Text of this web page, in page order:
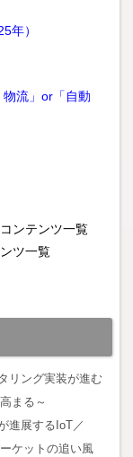
年）
流」or「自動
コンテンツ一覧
ツ一覧
リング実装が進む
まる～
進展するIoT／
ケットの追い風